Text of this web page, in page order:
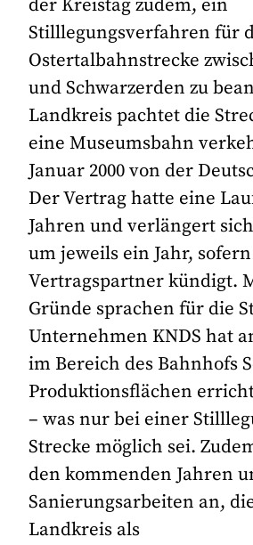
der Kreistag zudem, ein
Stilllegungsverfahren für
Ostertalbahnstrecke
und Schwarzerden zu
Landkreis pachtet die
eine Museumsbahn
Januar 2000 von der
Der Vertrag hatte eine
Jahren und verlängert
um jeweils ein Jahr,
Vertragspartner kündigt.
Gründe sprachen für die
Unternehmen KNDS hat
im Bereich des Bahnhofs
Produktionsflächen
– was nur bei einer
Strecke möglich sei.
den kommenden Jahren
Sanierungsarbeiten an,
Landkreis als